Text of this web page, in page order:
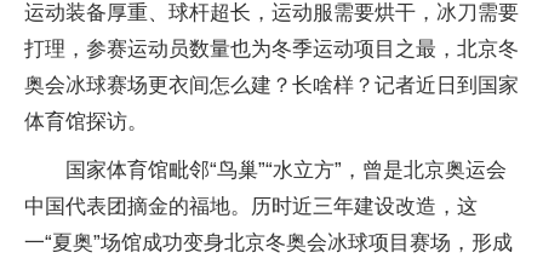
运动装备厚重、球杆超长，运动服需要烘干，冰刀需要
打理，参赛运动员数量也为冬季运动项目之最，北京冬
奥会冰球赛场更衣间怎么建？长啥样？记者近日到国家
体育馆探访。
国家体育馆毗邻“鸟巢”“水立方”，曾是北京奥运会
中国代表团摘金的福地。历时近三年建设改造，这
一“夏奥”场馆成功变身北京冬奥会冰球项目赛场，形成